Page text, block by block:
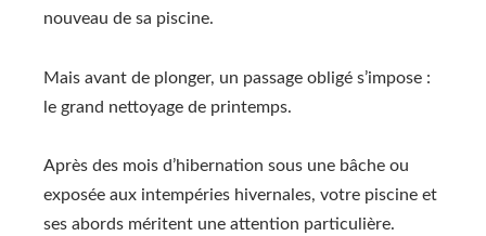
nouveau de sa piscine.
Mais avant de plonger, un passage obligé s’impose :
le grand nettoyage de printemps.
Après des mois d’hibernation sous une bâche ou
exposée aux intempéries hivernales, votre piscine et
ses abords méritent une attention particulière.